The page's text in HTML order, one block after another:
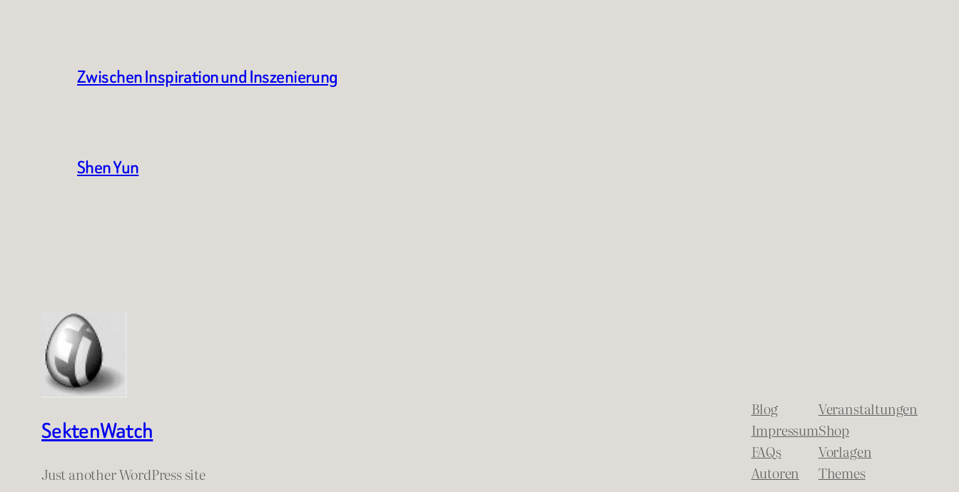
Zwischen Inspiration und Inszenierung
Shen Yun
SektenWatch
Just another WordPress site
Blog
Impressum
FAQs
Autoren
Veranstaltungen
Shop
Vorlagen
Themes